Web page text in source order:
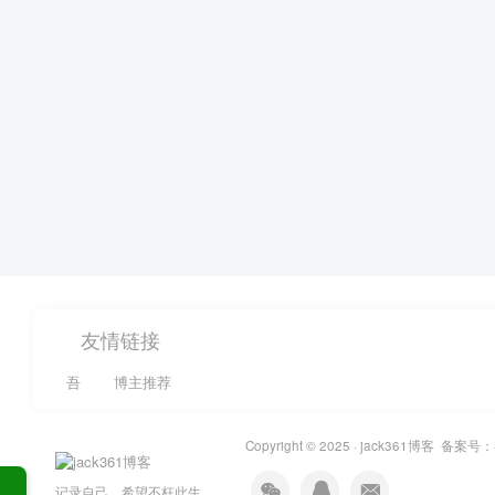
友情链接
吾 博主推荐
Copyright © 2025 · jack361博客 备案号：